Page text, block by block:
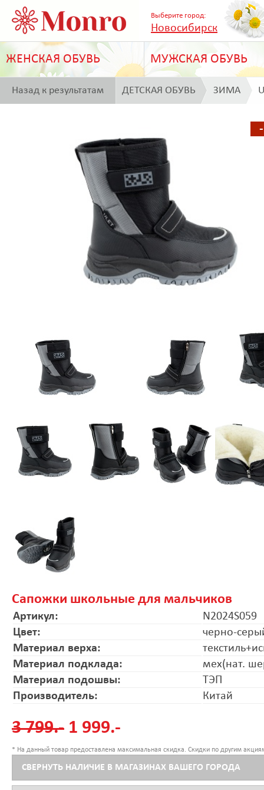
Выберите город:
Новосибирск
ЖЕНСКАЯ ОБУВЬ МУЖСКАЯ ОБУВЬ
Назад к результатам ДЕТСКАЯ ОБУВЬ ЗИМА
Сапожки школьные для мальчиков
Артикул:
N2024S059
Цвет:
черно-
Материал верха:
Материал подклада:
мех(нат.
Материал подошвы:
ТЭП
Производитель:
Китай
3 799.- 1 999.-
* На данный товар предоставлена максимальная скидка. Скидки по другим
СВЕРНУТЬ НАЛИЧИЕ В МАГАЗИНАХ ВАШЕГО ГОРОДА